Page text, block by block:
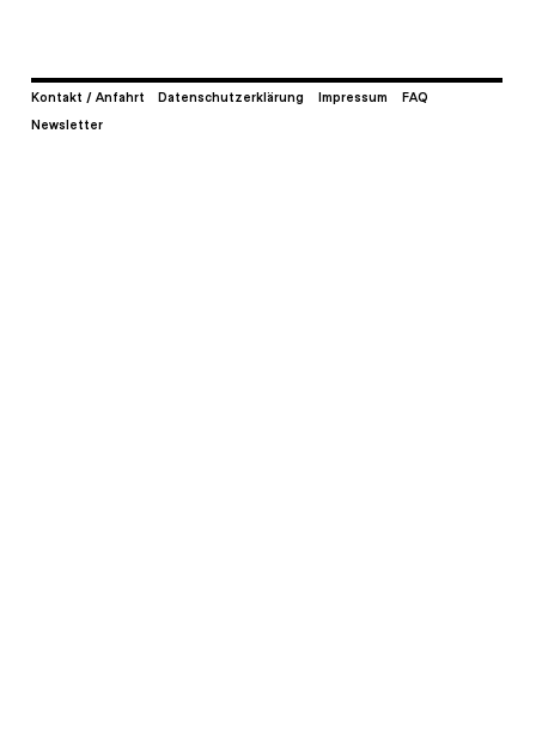
Kontakt / Anfahrt Datenschutzerklärung Impressum
FAQ
Newsletter